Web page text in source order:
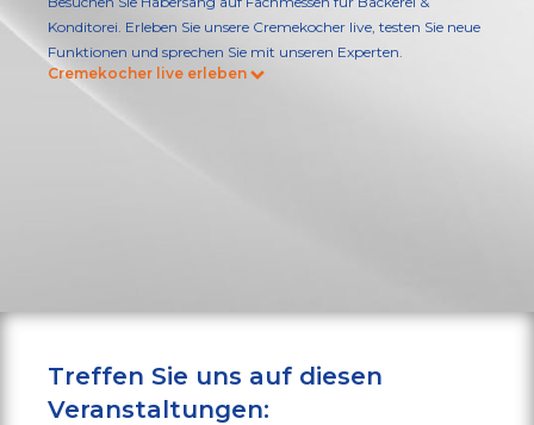
Konditorei. Erleben Sie unsere Cremekocher live, testen Sie neue
Funktionen und sprechen Sie mit unseren Experten.
Cremekocher live erleben
Treffen Sie uns auf diesen
Veranstaltungen: